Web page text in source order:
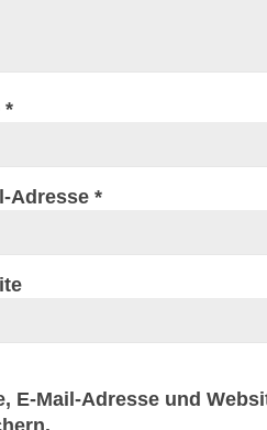
*
Adresse *
E-Mail-Adresse und